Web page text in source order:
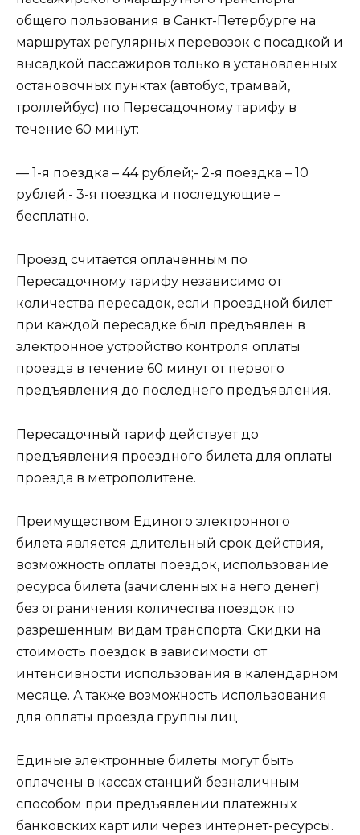
общего пользования в Санкт-Петербурге на
маршрутах регулярных перевозок с посадкой и
высадкой пассажиров только в установленных
остановочных пунктах (автобус, трамвай,
троллейбус) по Пересадочному тарифу в
течение 60 минут:
— 1-я поездка – 44 рублей;- 2-я поездка – 10
рублей;- 3-я поездка и последующие –
бесплатно.
Проезд считается оплаченным по
Пересадочному тарифу независимо от
количества пересадок, если проездной билет
при каждой пересадке был предъявлен в
электронное устройство контроля оплаты
проезда в течение 60 минут от первого
предъявления до последнего предъявления.
Пересадочный тариф действует до
предъявления проездного билета для оплаты
проезда в метрополитене.
Преимуществом Единого электронного
билета является длительный срок действия,
возможность оплаты поездок, использование
ресурса билета (зачисленных на него денег)
без ограничения количества поездок по
разрешенным видам транспорта. Скидки на
стоимость поездок в зависимости от
интенсивности использования в календарном
месяце. А также возможность использования
для оплаты проезда группы лиц.
Единые электронные билеты могут быть
оплачены в кассах станций безналичным
способом при предъявлении платежных
банковских карт или через интернет-ресурсы.